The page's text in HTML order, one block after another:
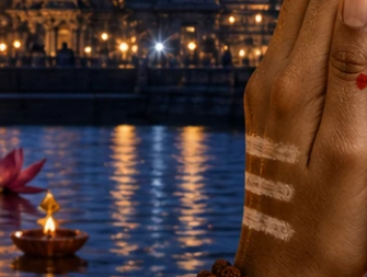
ローリング・ヨーガ・マット（オレンジ）
クシャ草製のヨーガ・マット
20,900円(税込)